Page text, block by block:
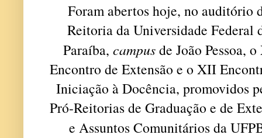
Foram abertos hoje, no auditório
Reitoria da Universidade Federal
Paraíba, campusde João Pessoa,
Encontro de Extensão e o XII
Iniciação à Docência, promovidos
Pró-Reitorias de Graduação e de
e Assuntos Comunitários da